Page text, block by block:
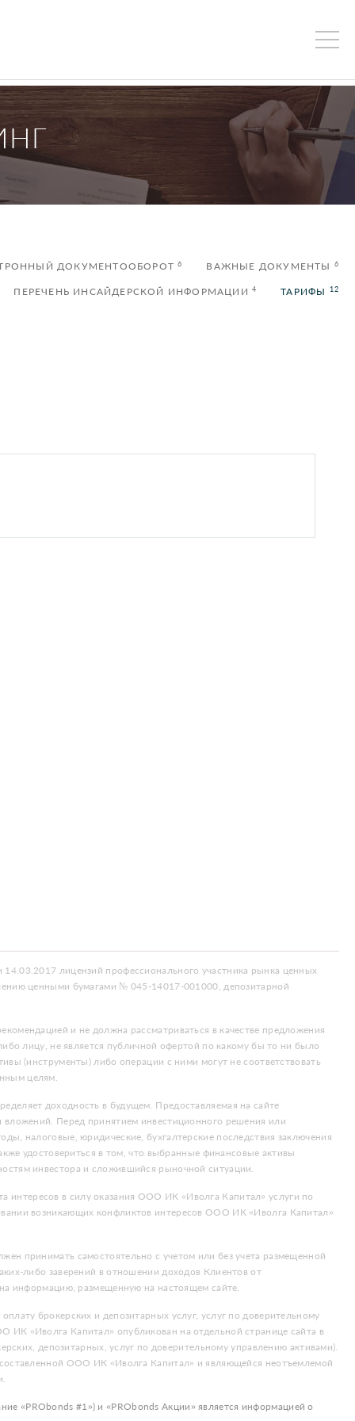
ДОКУМЕНТООБОРОТ6 ВАЖНЫЕ ДОКУМЕНТЫ 6
ПЕРЕЧЕНЬ ИНСАЙДЕРСКОЙ ИНФОРМАЦИИ 4 ТАРИФЫ 12
лицензий профессионального участника рынка ценных
ценными бумагами № 045-14017-001000, депозитарной
и не должна рассматриваться в качестве предложения
лицу, не является публичной офертой по какому бы то ни было
(инструменты) либо операции с ними могут не соответствовать
целям.
доходность в будущем. Предоставляемая на сайте
вложений. Перед принятием инвестиционного решения или
налоговые, юридические, бухгалтерские последствия заключения
удостовериться в том, что выбранные финансовые активы
инвестора и сложившийся рыночной ситуации.
в силу оказания ООО ИК «Иволга Капитал» услуги по
возникающих конфликтов интересов ООО ИК «Иволга Капитал»
принимать самостоятельно с учетом или без учета размещенной
либо заверений в отношении доходов Клиентов от
информацию, размещенную на настоящем сайте.
брокерских и депозитарных услуг, услуг по доверительному
«Иволга Капитал» опубликован на отдельной странице сайта в
депозитарных, услуг по доверительному управлению активами).
ООО ИК «Иволга Капитал» и являющейся неотъемлемой
«PRObonds #1») и «PRObonds Акции» является информацией о